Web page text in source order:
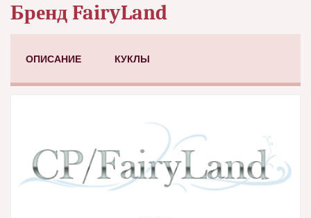
Бренд FairyLand
ОПИСАНИЕ КУКЛЫ